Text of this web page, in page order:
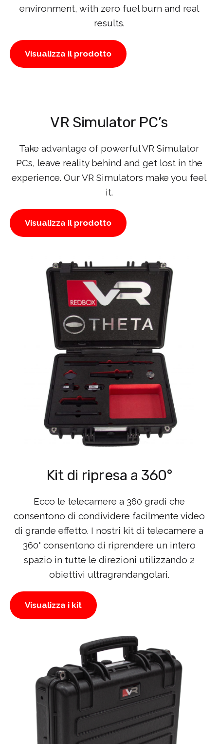
environment, with zero fuel burn and real
results.
Visualizza il prodotto
VR Simulator PC’s
Take advantage of powerful VR Simulator
PCs, leave reality behind and get lost in the
experience. Our VR Simulators make you feel
it.
Visualizza il prodotto
Kit di ripresa a 360°
Ecco le telecamere a 360 gradi che
consentono di condividere facilmente video
di grande effetto. I nostri kit di telecamere a
360° consentono di riprendere un intero
spazio in tutte le direzioni utilizzando 2
obiettivi ultragrandangolari.
Visualizza i kit